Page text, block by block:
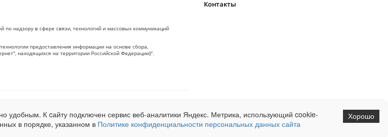
надзору в сфере связи, технологий и массовых коммуникаций
предоставления информации на основе сбора,
находящихся на территории Российской Федерации)".
для рекламодателей по запросу у менеджера.
Контакты
К cайту подключен сервис веб-аналитики Яндекс. Метрика, использующий cookie-
в порядке, указанном в Политике конфиденциальности персональных данных сайта
Хорошо